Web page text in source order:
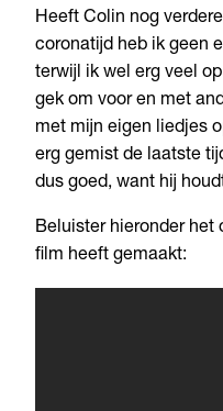
Heeft Colin nog
coronatijd heb ik geen
terwijl ik wel erg veel
gek om voor en met
met mijn eigen liedjes
erg gemist de laatste
dus goed, want hij
Beluister hieronder het
film heeft gemaakt: